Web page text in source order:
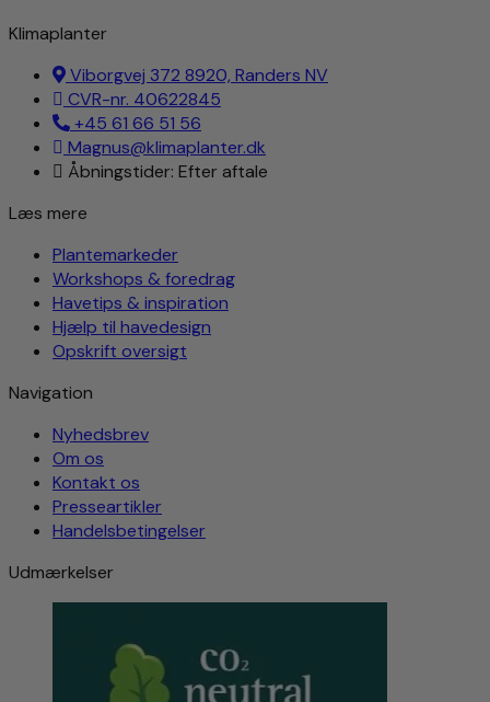
Klimaplanter
Viborgvej 372 8920, Randers NV
CVR-nr. 40622845
+45 61 66 51 56
Magnus@klimaplanter.dk
Åbningstider: Efter aftale
Læs mere
Plantemarkeder
Workshops & foredrag
Havetips & inspiration
Hjælp til havedesign
Opskrift oversigt
Navigation
Nyhedsbrev
Om os
Kontakt os
Presseartikler
Handelsbetingelser
Udmærkelser